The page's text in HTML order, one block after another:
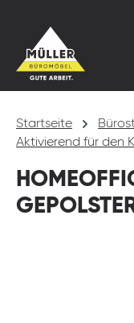
Startseite
Aktivierend für den